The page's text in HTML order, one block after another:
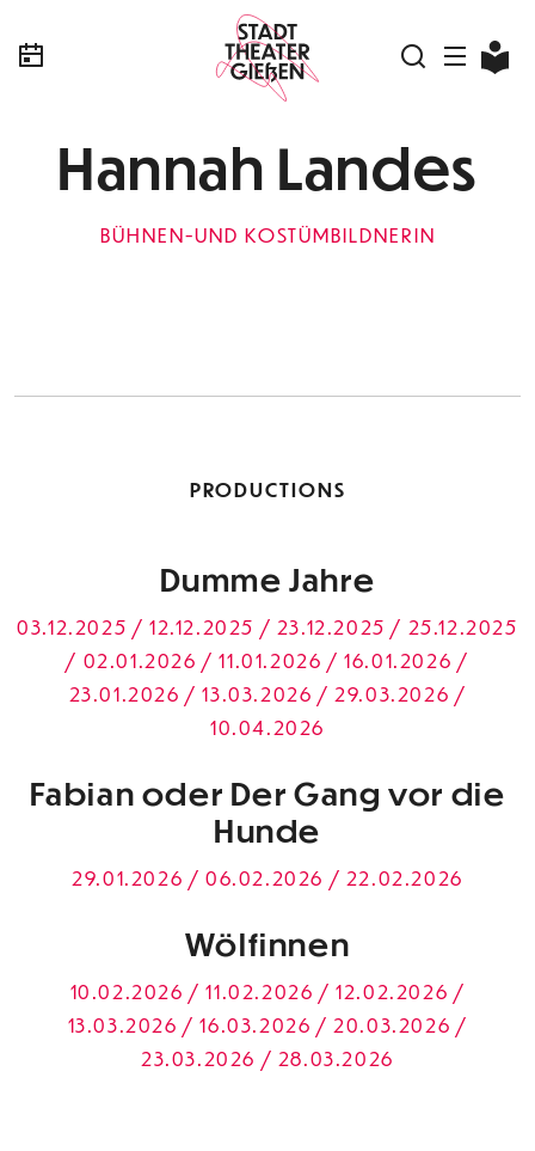
Hannah Landes
BÜHNEN-UND KOSTÜMBILDNERIN
PRODUCTIONS
Dumme Jahre
03.12.2025 / 12.12.2025 / 23.12.2025 / 25.12.2025
/ 02.01.2026 / 11.01.2026 / 16.01.2026 /
23.01.2026 / 13.03.2026 / 29.03.2026 /
10.04.2026
Fabian oder Der Gang vor die
Hunde
29.01.2026 / 06.02.2026 / 22.02.2026
Wölfinnen
10.02.2026 / 11.02.2026 / 12.02.2026 /
13.03.2026 / 16.03.2026 / 20.03.2026 /
23.03.2026 / 28.03.2026